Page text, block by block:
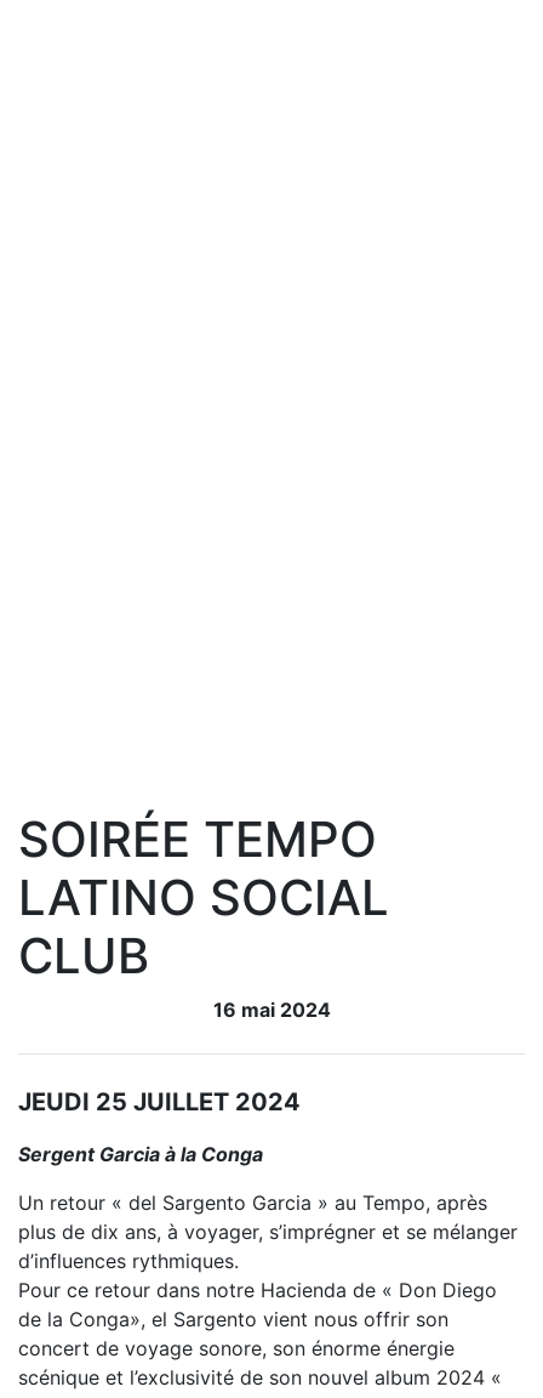
SOIRÉE TEMPO
LATINO SOCIAL
CLUB
16 mai 2024
JEUDI 25 JUILLET 2024
Sergent Garcia à la Conga
Un retour « del Sargento Garcia » au Tempo, après
plus de dix ans, à voyager, s’imprégner et se mélanger
d’influences rythmiques.
Pour ce retour dans notre Hacienda de « Don Diego
de la Conga», el Sargento vient nous offrir son
concert de voyage sonore, son énorme énergie
scénique et l’exclusivité de son nouvel album 2024 «